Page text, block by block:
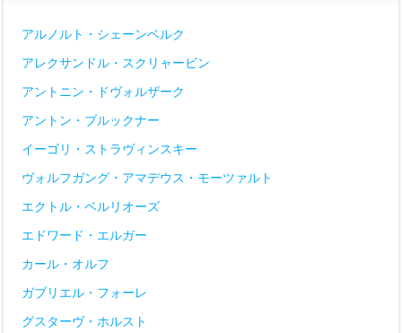
アルノルト・シェーンベルク
アレクサンドル・スクリャービン
アントニン・ドヴォルザーク
アントン・ブルックナー
イーゴリ・ストラヴィンスキー
ヴォルフガング・アマデウス・モーツァルト
エクトル・ベルリオーズ
エドワード・エルガー
カール・オルフ
ガブリエル・フォーレ
グスターヴ・ホルスト